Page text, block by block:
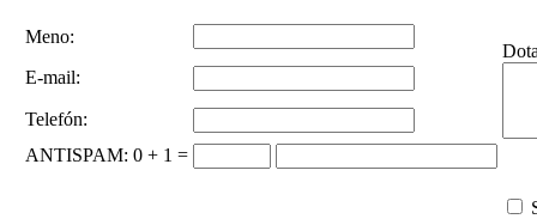
Meno:
E-mail:
Telefón:
ANTISPAM: 0 + 1 =